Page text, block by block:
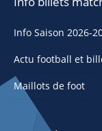
Info Saison 2026-
Actu football et
Maillots de foot